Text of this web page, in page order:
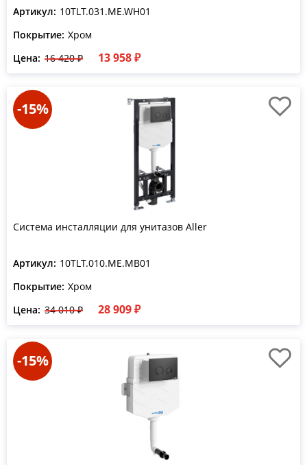
Артикул: 10TLT.031.ME.WH01
Покрытие: Хром
Цена: 16 420 ₽ 13 958 ₽
-15%
Система инсталляции для унитазов Aller
Артикул: 10TLT.010.ME.MB01
Покрытие: Хром
Цена: 34 010 ₽ 28 909 ₽
-15%